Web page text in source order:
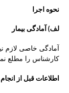
نحوه اجرا
لف) آمادگی بیمار
آمادگی خاصی لازم
کارشناس را مطلع
اطلاعات قبل از